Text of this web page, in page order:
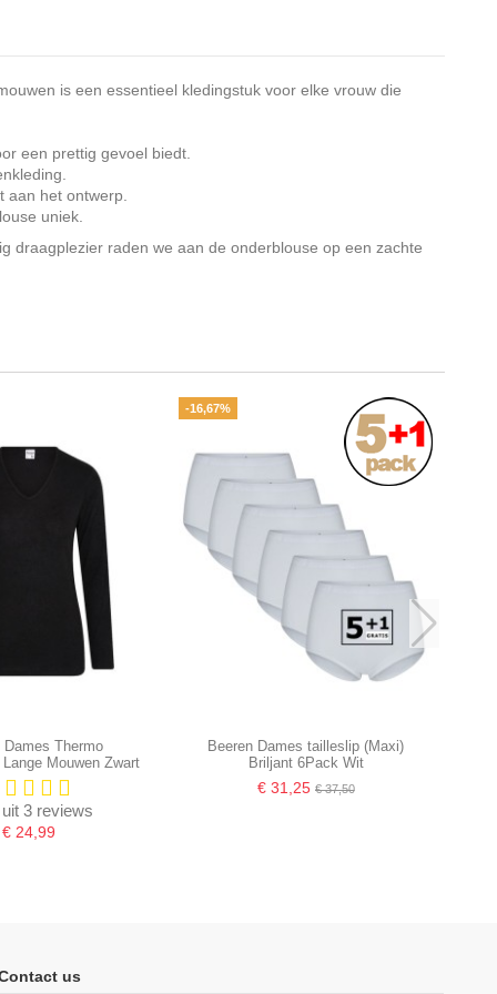
is een essentieel kledingstuk voor elke vrouw die
een prettig gevoel biedt.
aan het ontwerp.
uniek.
draagplezier raden we aan de onderblouse op een zachte
Dames Thermo
Mouwen Zwart
3 reviews
€ 24,99
-16,67%
Beeren Dames tailleslip (Maxi)
Briljant 6Pack Wit
€ 31,25 € 37,50
us